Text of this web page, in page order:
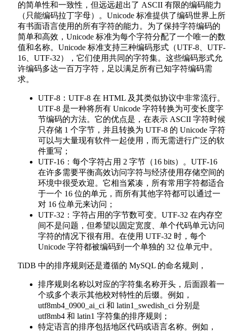
的简单性和一致性，但远远超出了 ASCII 有限的编码能力
（只能编码拉丁字母）。Unicode 标准提供了编码世界上所
有书面语言使用的所有字符的能力。为了保持字符编码的
简单和高效，Unicode 标准为每个字符分配了一个唯一的数
值和名称。Unicode 标准支持三种编码形式（UTF-8、UTF-
16、UTF-32），它们使用共同的字符集。这些编码形式允
许编码多达一百万字符，足以满足所有已知字符编码需
求。
UTF-8：UTF-8 在 HTML 及其类似协议中非常流行。
UTF-8 是一种将所有 Unicode 字符转换为可变长度字
节编码的方法。它的优点是，在表示 ASCII 字符时候
只存储 1 个字节，并且转换为 UTF-8 的 Unicode 字符
可以与大量现有软件一起使用，而无需进行广泛的软
件重写；
UTF-16：每个字符占用 2 字节（16 bits）。UTF-16
在许多需要平衡高效访问字符与经济使用存储空间的
环境中很受欢迎。它相当紧凑，所有常用字符都适合
于一个 16 位的单元，而所有其他字符都可以通过一
对 16 位单元来访问；
UTF-32：字符占用的字节数可变。UTF-32 在内存空
间不是问题，但希望以固定宽度、单个代码单元访问
字符的情况下很有用。在使用 UTF-32 时，每个
Unicode 字符都被编码到一个单独的 32 位单元中。
TiDB 中的排序规则还是遵循的 MySQL 的命名规则，
排序规则名称以对应的字符集名称开头，后面跟着一
个或多个表示其他校对特性的后缀。例如，
utf8mb4_0900_ai_ci 和 latin1_swedish_ci 分别是
utf8mb4 和 latin1 字符集的排序规则；
特定语言的排序包括地区代码或语言名称。例如，